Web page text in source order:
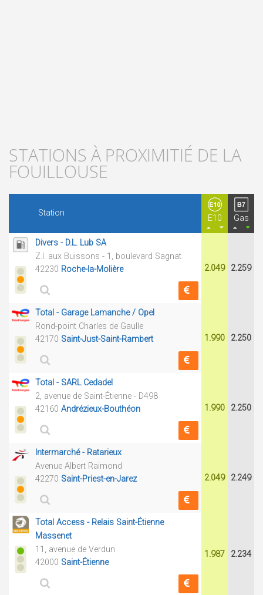
STATIONS À PROXIMITIÉ DE LA
FOUILLOUSE
Station
E10 Gas
Divers - D.L. Lub SA
Z.I. aux Buissons - 1, boulevard Sagnat
42230 Roche-la-Molière 2.049 2.259
Total - Garage Lamanche / Opel
Rond-point Charles de Gaulle
42170 Saint-Just-Saint-Rambert 1.990 2.250
Total - SARL Cedadel
2, avenue de Saint-Étienne - D498
42160 Andrézieux-Bouthéon 1.990 2.250
Intermarché - Ratarieux
Avenue Albert Raimond
42270 Saint-Priest-en-Jarez 2.049 2.249
Total Access - Relais Saint-Étienne
Massenet
11, avenue de Verdun
42000 Saint-Étienne
1.987 2.234